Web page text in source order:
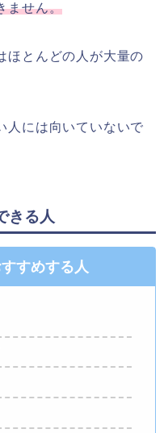
ません。
ほとんどの人が大量の
人には向いていないで
きる人
すめする人